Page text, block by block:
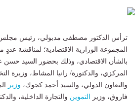
ترأس الدكتور مصطفى مدبولي، رئيس مجلس
المجموعة الوزارية الاقتصادية؛ لمناقشة عددٍ
بالشأن الاقتصادي، وذلك بحضور السيد حسن
المركزي، والدكتورة/ رانيا المشاط، وزيرة
والتعاون الدولي، والسيد أحمد كجوك، وزير
فاروق، وزير التموين والتجارة الداخلية،